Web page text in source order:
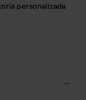
personalizada